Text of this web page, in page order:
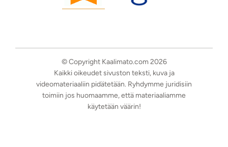
© Copyright Kaalimato.com 2026
Kaikki oikeudet sivuston teksti, kuva ja
videomateriaaliin pidätetään. Ryhdymme juridisiin
toimiin jos huomaamme, että materiaaliamme
käytetään väärin!